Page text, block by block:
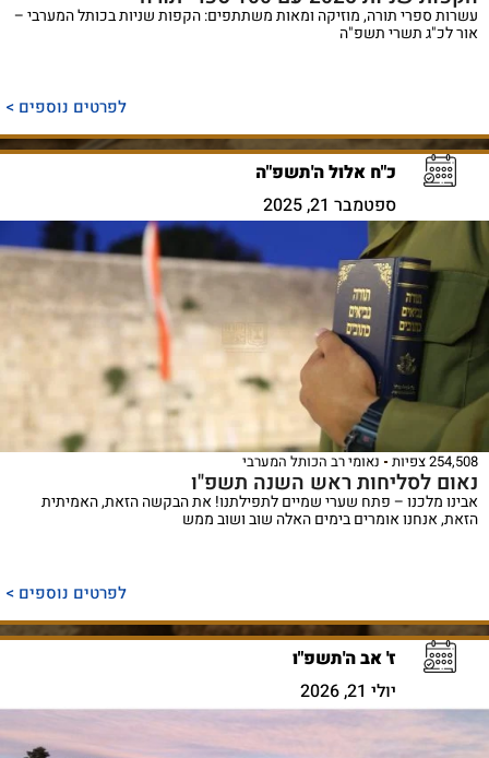
עשרות ספרי תורה, מוזיקה ומאות משתתפים: הקפות שניות בכותל המערבי –
אור לכ"ג תשרי תשפ"ה
לפרטים נוספים >
כ"ח אלול ה'תשפ"ה
ספטמבר 21, 2025
254,508 צפיות נאומי רב הכותל המערבי
נאום לסליחות ראש השנה תשפ"ו
אבינו מלכנו – פתח שערי שמיים לתפילתנו! את הבקשה הזאת, האמיתית
הזאת, אנחנו אומרים בימים האלה שוב ושוב ממש
לפרטים נוספים >
ז' אב ה'תשפ"ו
יולי 21, 2026